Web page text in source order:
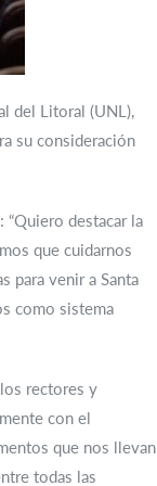
del Litoral (UNL),
su consideración
destacar la
que cuidarnos
para venir a Santa
como sistema
rectores y
con el
que nos llevan
todas las